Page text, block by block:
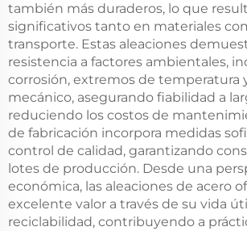
también más duraderos, lo que
significativos tanto en materiales
transporte. Estas aleaciones
resistencia a factores ambientales,
corrosión, extremos de temperatura
mecánico, asegurando fiabilidad a
reduciendo los costos de
de fabricación incorpora medidas
control de calidad, garantizando
lotes de producción. Desde una
económica, las aleaciones de acero
excelente valor a través de su vida
reciclabilidad, contribuyendo a